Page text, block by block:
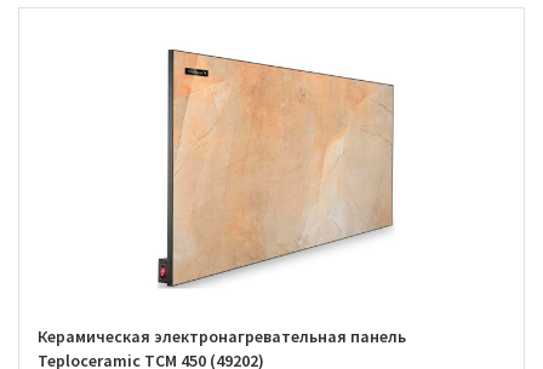
Керамическая электронагревательная панель
Teploceramic TCM 450 (49202)